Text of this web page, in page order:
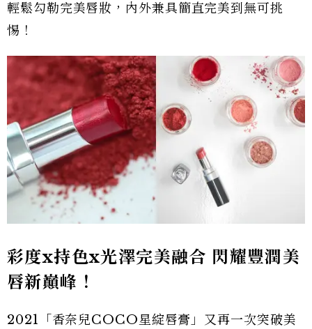
輕鬆勾勒完美唇妝，內外兼具簡直完美到無可挑
惕！
彩度x持色x光澤完美融合 閃耀豐潤美
唇新巔峰！
2021「香奈兒COCO星綻唇膏」又再一次突破美